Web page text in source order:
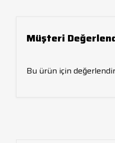
Müşteri
Bu ürün için